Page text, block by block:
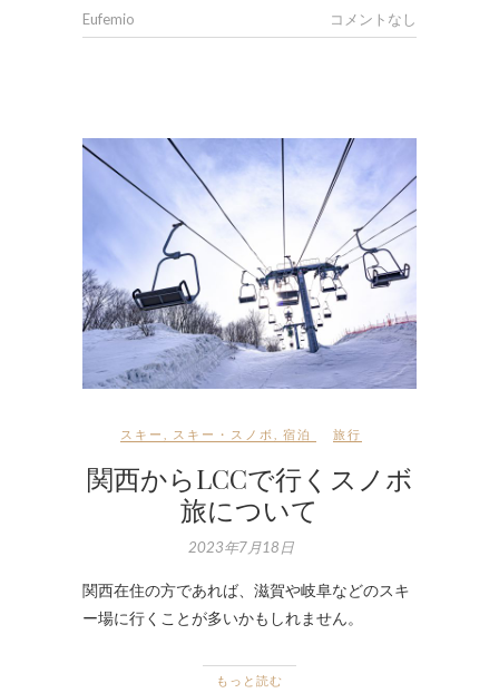
Eufemio コメントなし
スキー スキー・スノボ 宿泊 旅行
関西からLCCで行くスノボ
旅について
2023年7月18日
関西在住の方であれば、滋賀や岐阜などのスキ
ー場に行くことが多いかもしれません。
もっと読む